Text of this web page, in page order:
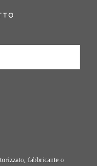
fabbricante o